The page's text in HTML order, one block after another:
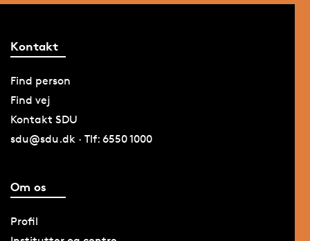
Kontakt
Find person
Find vej
Kontakt SDU
sdu@sdu.dk · Tlf: 6550 1000
Om os
Profil